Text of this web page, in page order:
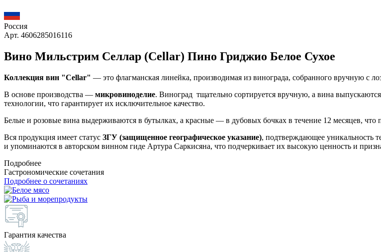
Россия
Арт. 4606285016116
Вино Мильстрим Селлар (Cellar) Пино Гриджио Белое Сухое
Коллекция вин "Cellar" — это флагманская линейка, производимая из винограда, собранного вручную с
В основе производства — микровиноделие. Виноград тщательно сортируется вручную, а вина
технологии, что гарантирует их исключительное качество.
Белые и розовые вина выдерживаются в бутылках, а красные — в дубовых бочках в течение 12 месяцев,
Вся продукция имеет статус ЗГУ (защищенное географическое указание), подтверждающее уникальность
и упоминаются в авторском винном гиде Артура Саркисяна, что подчеркивает их высокую ценность и
Подробнее
Гастрономические сочетания
Подробнее о сочетаниях
Гарантия качества